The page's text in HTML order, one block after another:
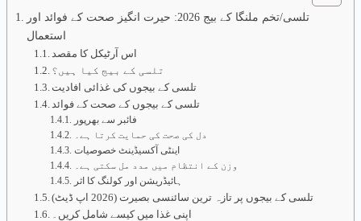
تلسی/تخم ملنگا کے بیج 2026: حیرت انگیز صحت کے فوائد اور
استعمال
اس آرٹیکل کا مقصد
تلسی کے بیج کیا ہیں؟
تلسی کے بیجوں کے صحت کے فوائد
فائبر سے بھرپور
دل کی صحت کی حمایت کرتا ہے۔
اینٹی آکسیڈینٹ خصوصیات
وزن کے انتظام میں مدد مل سکتی ہے۔
ہائیڈریشن اور کولنگ کا اثر
تلسی کے بیجوں پر تازہ ترین سائنسی بصیرت (2026 اپ ڈیٹ)
اپنی غذا میں کیسے شامل کریں۔